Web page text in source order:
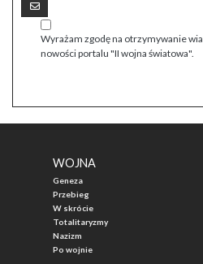
Wyrażam zgodę na otrzymywanie
nowości portalu "II wojna światowa".
WOJNA
Geneza
Przebieg
W skrócie
Totalitaryzmy
Nazizm
Po wojnie